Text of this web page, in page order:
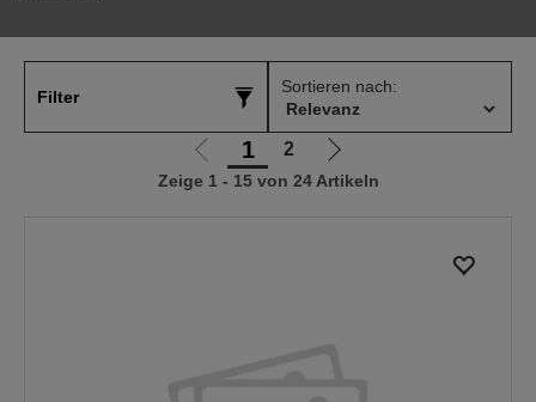
Filter
Sortieren nach:
Zur
vorherigen
1 2
Zur
nächsten
Zeige 1 - 15 von 24 Artikeln